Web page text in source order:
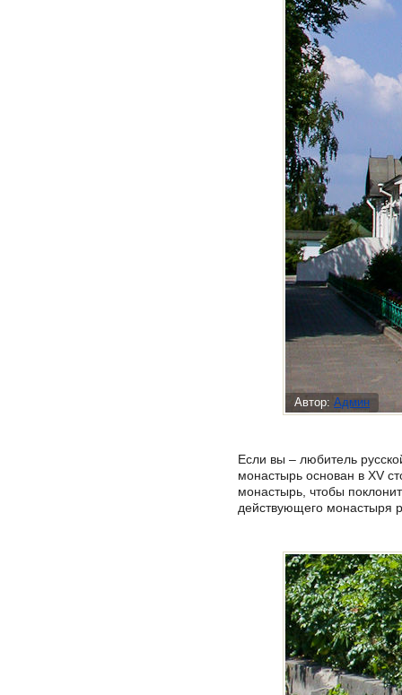
Автор: Админ
Если вы – любитель
монастырь основан в XV
монастырь, чтобы
действующего монастыря